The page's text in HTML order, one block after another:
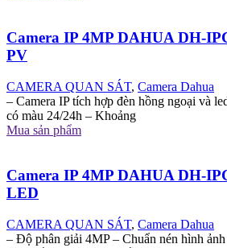
Camera IP 4MP DAHUA DH-
PV
CAMERA QUAN SÁT, Camera Dahua
– Camera IP tích hợp đèn hồng ngoại và
có màu 24/24h – Khoảng
Mua sản phẩm
Camera IP 4MP DAHUA DH-
LED
CAMERA QUAN SÁT, Camera Dahua
– Độ phân giải 4MP – Chuẩn nén hình